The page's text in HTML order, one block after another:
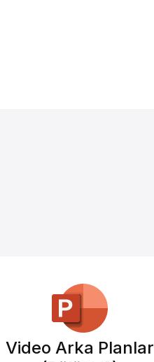
Video Arka Planlar